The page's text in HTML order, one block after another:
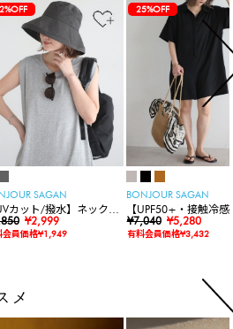
SAGAN
カット/撥水】ネックカ
付きワイドリムハット
¥2,999
会員価格¥1,949
25%OFF
BONJOUR SAGAN
【UPF50+・接触冷感
水】【水陸両用】ラ
ードロンパース
¥7,040 ¥5,280
有料会員価格¥3,432
メ